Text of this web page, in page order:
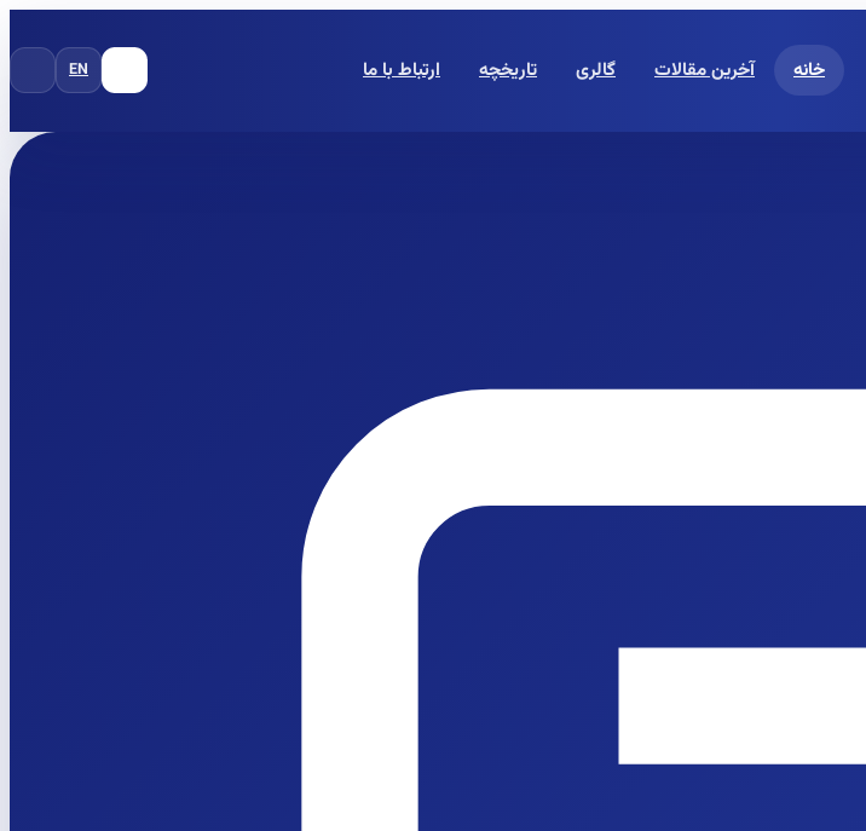
خانه آخرین مقالات گالری تاریخچه ارتباط با ما EN